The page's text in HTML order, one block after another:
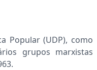
Popular (UDP), como
grupos marxistas